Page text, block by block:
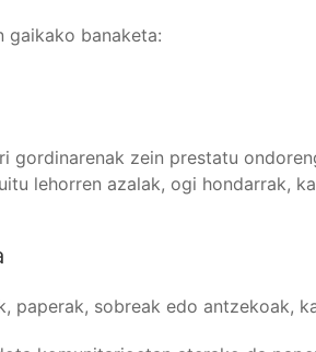
gaikako banaketa:
gordinarenak zein prestatu
lehorren azalak, ogi hondarrak,
paperak, sobreak edo antzekoak,